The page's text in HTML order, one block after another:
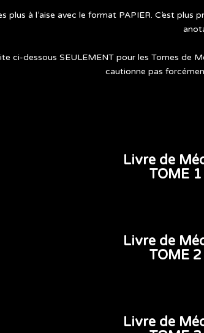
plus à l’aise avec le format PAPIER. C’est plus
ci-dessous SEULEMENT pour les Tomes de
cautionne pas
Livre de
TOME 1
Livre de
TOME 2
Livre de